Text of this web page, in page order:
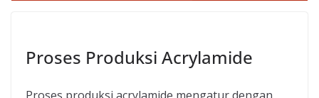
Proses Produksi Acrylamide